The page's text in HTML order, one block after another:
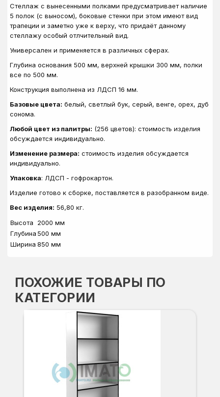
Стеллаж с вынесенными полками предусматривает наличие
5 полок (с выносом), боковые стенки при этом имеют вид
трапеции и заметно уже к верху, что придаёт данному
стеллажу особый отлчительный вид.
Универсален и применяется в различных сферах.
Глубина основания 500 мм, верхней крышки 300 мм, полки
все по 500 мм.
Конструкция выполнена из ЛДСП 16 мм.
Базовые цвета: белый, светлый бук, серый, венге, орех, дуб
сонома.
Любой цвет из палитры: (256 цветов): стоимость изделия
обсуждается индивидуально.
Изменение размера: стоимость изделия обсуждается
индивидуально.
Упаковка: ЛДСП - гофрокартон.
Изделие готово к сборке, поставляется в разобранном виде.
Вес изделия: 56,80 кг.
Высота
2000 мм
Глубина 500 мм
Ширина 850 мм
ПОХОЖИЕ ТОВАРЫ ПО
КАТЕГОРИИ